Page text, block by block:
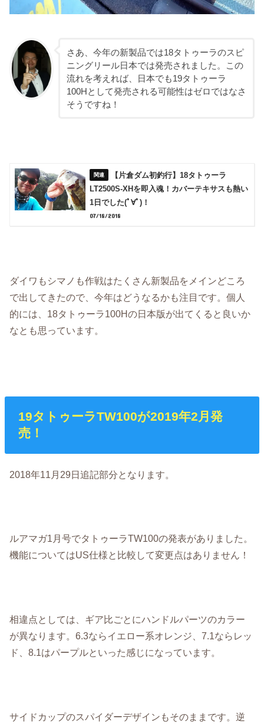
さあ、今年の新製品では18タトゥーラのスピ
ニングリール日本では発売されました。この
流れを考えれば、日本でも19タトゥーラ
100Hとして発売される可能性はゼロではなさ
そうですね！
【片倉ダム初釣行】18タトゥーラ
LT2500S-XHを即入魂！カバーテキサスも熱い
1日でした(ﾟ∀ﾟ)！
07/18/2018
ダイワもシマノも作戦はたくさん新製品をメインどころ
で出してきたので、今年はどうなるかも注目です。個人
的には、18タトゥーラ100Hの日本版が出てくると良いか
なとも思っています。
19タトゥーラTW100が2019年2月発
売！
2018年11月29日追記部分となります。
ルアマガ1月号でタトゥーラTW100の発表がありました。
機能についてはUS仕様と比較して変更点はありません！
相違点としては、ギア比ごとにハンドルパーツのカラー
が異なります。6.3ならイエロー系オレンジ、7.1ならレッ
ド、8.1はパープルといった感じになっています。
サイドカップのスパイダーデザインもそのままです。逆